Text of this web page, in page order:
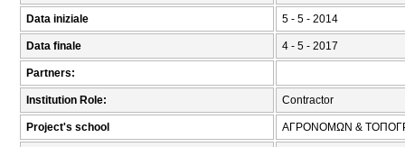
Data iniziale 5 - 5 - 2014
Data finale 4 - 5 - 2017
Partners:
Institution Role: Contractor
Project's school ΑΓΡΟΝΟΜΩΝ &